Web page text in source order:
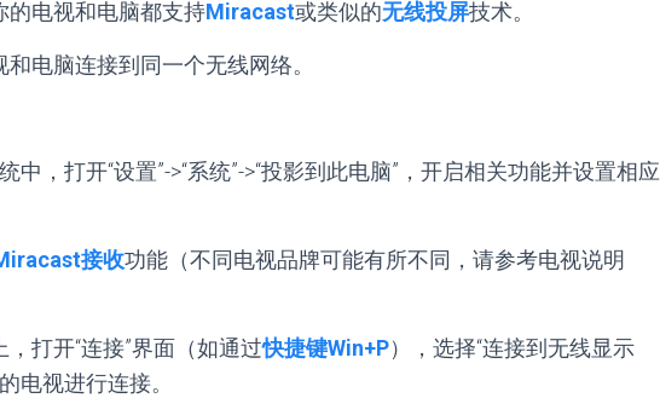
的电视和电脑都支持Miracast或类似的无线投屏技术。
和电脑连接到同一个无线网络。
中，打开“设置”->“系统”->“投影到此电脑”，开启相关功能并设置相应
接收功能（不同电视品牌可能有所不同，请参考电视说明
打开“连接”界面（如通过快捷键Win+P），选择“连接到无线显示
电视进行连接。